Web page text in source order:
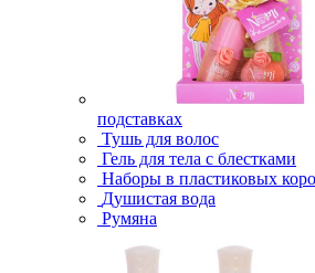
подставках
Тушь для волос
Гель для тела с блестками
Наборы в пластиковых
Душистая вода
Румяна